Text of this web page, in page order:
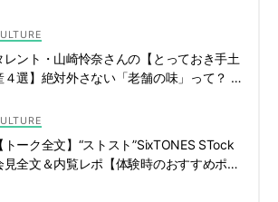
レント・山崎怜奈さんの【とっておき手土
４選】絶対外さない「老舗の味」って？ |
【トーク全文】“ストスト”SixTONES STock
見全文＆内覧レポ【体験時のおすすめポイ